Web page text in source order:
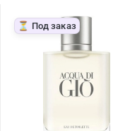
⏳ Под заказ